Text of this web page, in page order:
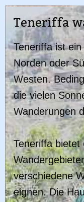
Teneriffa
Teneriffa ist
Norden oder
Westen.
die vielen
Wanderungen
Teneriffa bietet
verschiedene
eignen. Die